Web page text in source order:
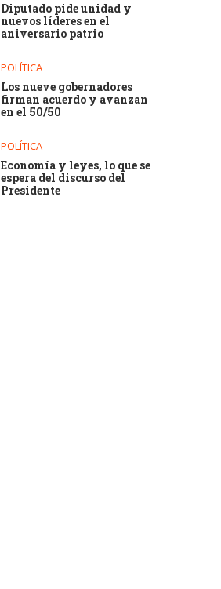
Diputado pide unidad y
nuevos líderes en el
aniversario patrio
POLÍTICA
Los nueve gobernadores
firman acuerdo y avanzan
en el 50/50
POLÍTICA
Economía y leyes, lo que se
espera del discurso del
Presidente